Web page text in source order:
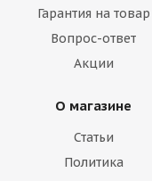
Гарантия на товар
Вопрос-ответ
Акции
О магазине
Статьи
Политика